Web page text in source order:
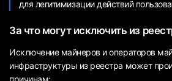
для легитимизации действий
За что могут исключить из
Исключение майнеров и операторов
инфраструктуры из реестра может
причинам: